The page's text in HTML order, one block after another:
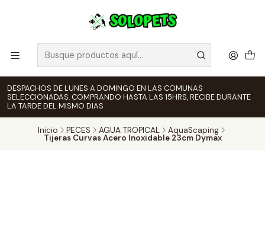
DESPACHOS DE LUNES A DOMINGO EN LAS COMUNAS
SELECCIONADAS. COMPRANDO HASTA LAS 15HRS, RECIBE DURANTE
LA TARDE DEL MISMO DIAS
Inicio PECES AGUA TROPICAL AquaScaping
Tijeras Curvas Acero Inoxidable 23cm Dymax